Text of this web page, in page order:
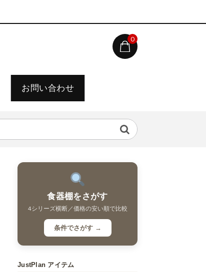
0
お問い合わせ
食器棚をさがす
4シリーズ横断／価格の安い順で比較
条件でさがす →
JustPlan アイテム